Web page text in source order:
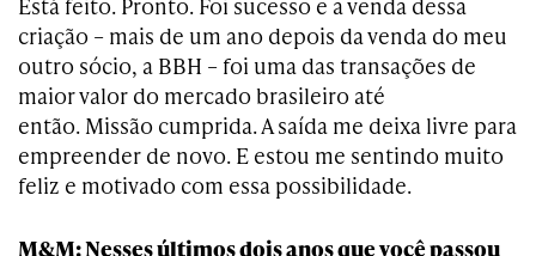
criação – mais de um ano depois da venda do meu
outro sócio, a BBH – foi uma das transações de
maior valor do mercado brasileiro até
então. Missão cumprida. A saída me deixa livre para
empreender de novo. E estou me sentindo muito
feliz e motivado com essa possibilidade.
M&M: Nesses últimos dois anos que você passou